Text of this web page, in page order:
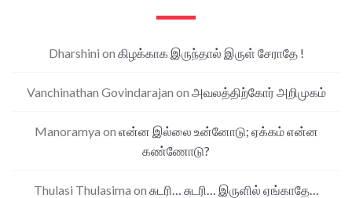
Dharshini on கிழக்காக இருந்தால் இருள் சேராதே !
Vanchinathan Govindarajan on அவலத்திற்கோர் அறிமுகம்
Manoramya on என்ன இல்லை உன்னோடு; ஏக்கம் என்ன
கண்ணோடு?
Thulasi Thulasima on சுடரி… சுடரி… இருளில் ஏங்காதே…